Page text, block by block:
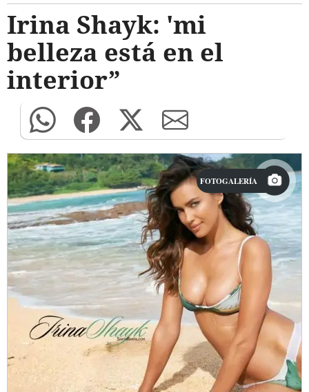
Irina Shayk: 'mi
belleza está en el
interior”
FOTOGALERÍA